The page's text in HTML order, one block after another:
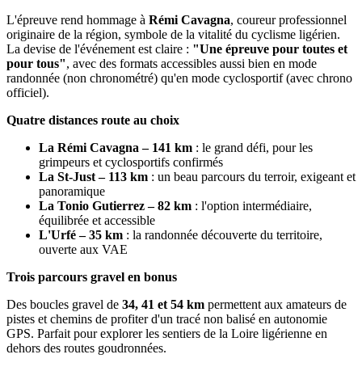
L'épreuve rend hommage à Rémi Cavagna, coureur professionnel
originaire de la région, symbole de la vitalité du cyclisme ligérien.
La devise de l'événement est claire : "Une épreuve pour toutes et
pour tous", avec des formats accessibles aussi bien en mode
randonnée (non chronométré) qu'en mode cyclosportif (avec chrono
officiel).
Quatre distances route au choix
La Rémi Cavagna – 141 km : le grand défi, pour les
grimpeurs et cyclosportifs confirmés
La St-Just – 113 km : un beau parcours du terroir, exigeant et
panoramique
La Tonio Gutierrez – 82 km : l'option intermédiaire,
équilibrée et accessible
L'Urfé – 35 km : la randonnée découverte du territoire,
ouverte aux VAE
Trois parcours gravel en bonus
Des boucles gravel de 34, 41 et 54 km permettent aux amateurs de
pistes et chemins de profiter d'un tracé non balisé en autonomie
GPS. Parfait pour explorer les sentiers de la Loire ligérienne en
dehors des routes goudronnées.